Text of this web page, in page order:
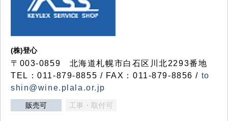
(株)登心
〒003-0859 北海道札幌市白石区川北2293番地
TEL：011-879-8855 / FAX：011-879-8856 / to
shin@wine.plala.or.jp
販売可 工事・取付可